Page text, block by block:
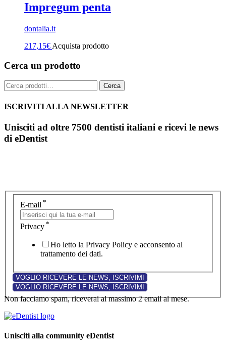
Impregum penta
dontalia.it
217,15€ Acquista prodotto
Cerca un prodotto
Cerca: Cerca
ISCRIVITI ALLA NEWSLETTER
Unisciti ad oltre 7500 dentisti italiani e ricevi le news
di eDentist
E-mail *
Privacy *
Ho letto la Privacy Policy e acconsento al
trattamento dei dati.
Non facciamo spam, riceverai al massimo 2 email al mese.
Unisciti alla community eDentist